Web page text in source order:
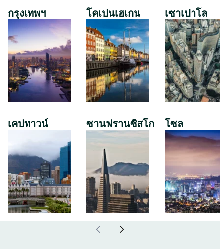
กรุงเทพฯ
เคปทาวน์
โคเปนเฮเกน
ซานฟรานซิสโก
เซาเปาโล
โซล